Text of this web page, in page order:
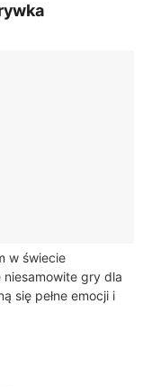
w świecie
gry dla
się pełne emocji i